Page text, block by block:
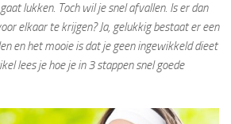
lukken. Toch wil je snel afvallen. Is er dan
elkaar te krijgen? Ja, gelukkig bestaat er een
en het mooie is dat je geen ingewikkeld dieet
lees je hoe je in 3 stappen snel goede